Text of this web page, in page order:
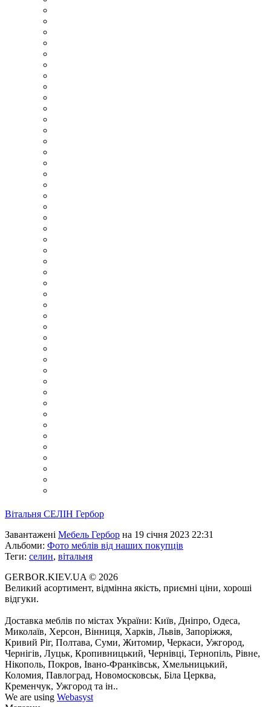
Вітальня СЕЛIН Гербор
Завантажені Мебель Гербор на 19 січня 2023 22:31
Альбоми: Фото меблів від наших покупців
Теги: селин, вітальня
GERBOR.KIEV.UA © 2026
Великий асортимент, відмінна якість, приємні ціни, хороші
відгуки.
Доставка меблів по містах України: Київ, Дніпро, Одеса,
Миколаїв, Херсон, Вінниця, Харків, Львів, Запоріжжя,
Кривий Ріг, Полтава, Суми, Житомир, Черкаси, Ужгород,
Чернігів, Луцьк, Кропивницький, Чернівці, Тернопіль, Рівне,
Нікополь, Покров, Івано-Франківськ, Хмельницький,
Коломия, Павлоград, Новомосковськ, Біла Церква,
Кременчук, Ужгород та ін..
We are using Webasyst